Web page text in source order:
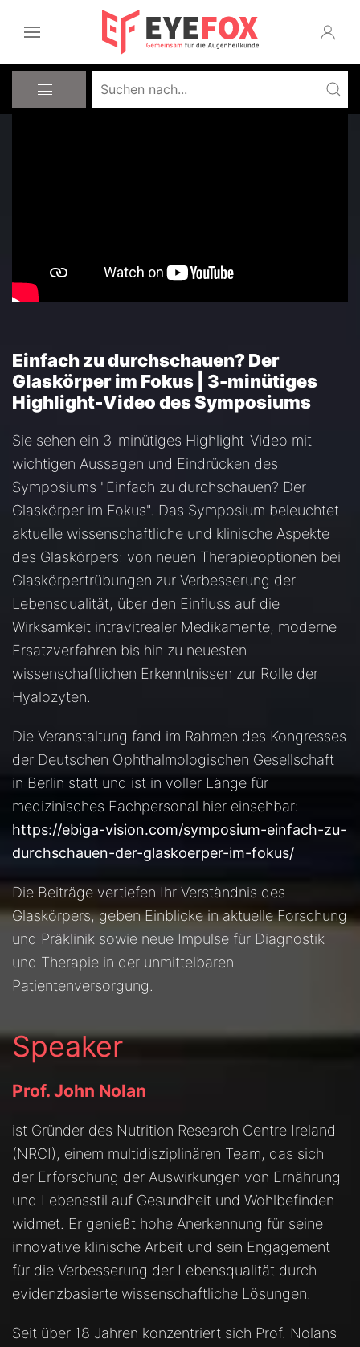
Einfach zu durchschauen? Der
Glaskörper im Fokus | 3-minütiges
Highlight-Video des Symposiums
Sie sehen ein 3-minütiges Highlight-Video mit
wichtigen Aussagen und Eindrücken des
Symposiums "Einfach zu durchschauen? Der
Glaskörper im Fokus". Das Symposium beleuchtet
aktuelle wissenschaftliche und klinische Aspekte
des Glaskörpers: von neuen Therapieoptionen bei
Glaskörpertrübungen zur Verbesserung der
Lebensqualität, über den Einfluss auf die
Wirksamkeit intravitrealer Medikamente, moderne
Ersatzverfahren bis hin zu neuesten
wissenschaftlichen Erkenntnissen zur Rolle der
Hyalozyten.
Die Veranstaltung fand im Rahmen des Kongresses
der Deutschen Ophthalmologischen Gesellschaft
in Berlin statt und ist in voller Länge für
medizinisches Fachpersonal hier einsehbar:
https://ebiga-vision.com/symposium-einfach-zu-
durchschauen-der-glaskoerper-im-fokus/
Die Beiträge vertiefen Ihr Verständnis des
Glaskörpers, geben Einblicke in aktuelle Forschung
und Präklinik sowie neue Impulse für Diagnostik
und Therapie in der unmittelbaren
Patientenversorgung.
Speaker
Prof. John Nolan
ist Gründer des Nutrition Research Centre Ireland
(NRCI), einem multidisziplinären Team, das sich
der Erforschung der Auswirkungen von Ernährung
und Lebensstil auf Gesundheit und Wohlbefinden
widmet. Er genießt hohe Anerkennung für seine
innovative klinische Arbeit und sein Engagement
für die Verbesserung der Lebensqualität durch
evidenzbasierte wissenschaftliche Lösungen.
Seit über 18 Jahren konzentriert sich Prof. Nolans